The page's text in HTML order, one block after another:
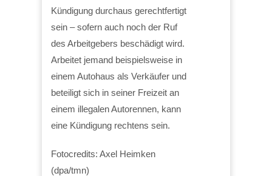
Kündigung durchaus gerechtfertigt
sein – sofern auch noch der Ruf
des Arbeitgebers beschädigt wird.
Arbeitet jemand beispielsweise in
einem Autohaus als Verkäufer und
beteiligt sich in seiner Freizeit an
einem illegalen Autorennen, kann
eine Kündigung rechtens sein.
Fotocredits: Axel Heimken
(dpa/tmn)